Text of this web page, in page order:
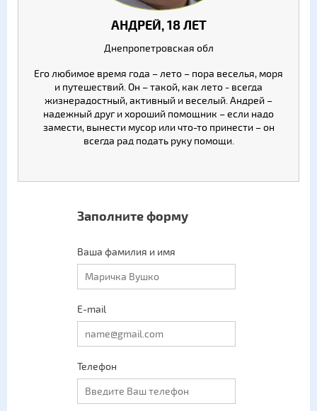
АНДРЕЙ, 18 ЛЕТ
Днепропетровская обл
Его любимое время года – лето – пора веселья, моря
и путешествий. Он – такой, как лето - всегда
жизнерадостный, активный и веселый. Андрей –
надежный друг и хороший помощник – если надо
замести, вынести мусор или что-то принести – он
всегда рад подать руку помощи.
Заполните форму
Ваша фамилия и имя
E-mail
Телефон